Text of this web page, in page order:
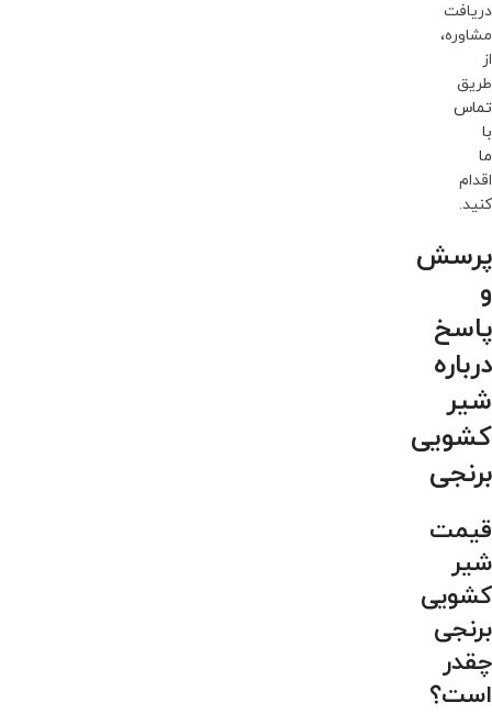
دریافت
مشاوره،
از
طریق
تماس
با
ما
اقدام
کنید.
پرسش
و
پاسخ
درباره
شیر
کشویی
برنجی
قیمت
شیر
کشویی
برنجی
چقدر
است؟